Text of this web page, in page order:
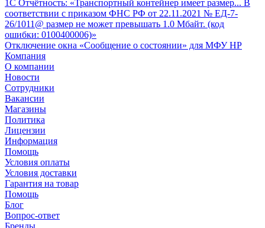
1С Отчётность: «Транспортный контейнер имеет размер... В
соответствии с приказом ФНС РФ от 22.11.2021 № ЕД-7-
26/1011@ размер не может превышать 1.0 Мбайт. (код
ошибки: 0100400006)»
Отключение окна «Сообщение о состоянии» для МФУ HP
Компания
О компании
Новости
Сотрудники
Вакансии
Магазины
Политика
Лицензии
Информация
Помощь
Условия оплаты
Условия доставки
Гарантия на товар
Помощь
Блог
Вопрос-ответ
Бренды